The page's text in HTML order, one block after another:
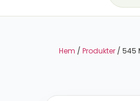
Hem / Produkter / 545